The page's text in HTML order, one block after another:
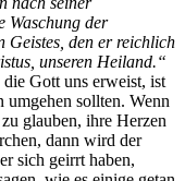
Waschung der
Geistes, den er reichlich
unseren Heiland.“
Gott uns erweist, ist
sollten. Wenn
glauben, ihre Herzen
dann wird der
sich geirrt haben,